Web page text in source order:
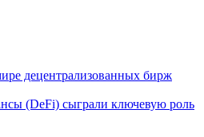
децентрализованных бирж
(DeFi) сыграли ключевую роль